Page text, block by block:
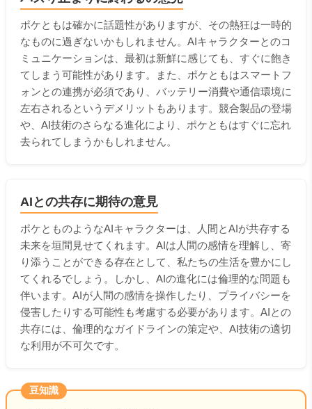
ポケともは確かに話題性がありますが、その熱狂は一時的
なものに過ぎないかもしれません。AIキャラクターとのコ
ミュニケーションは、最初は新鮮に感じても、すぐに飽き
てしまう可能性があります。また、ポケともはスマートフ
ォンとの連携が必須であり、バッテリー消費や通信環境に
左右されるというデメリットもあります。競合製品の登場
や、AI技術のさらなる進化により、ポケともはすぐに忘れ
去られてしまうかもしれません。
AIとの共存に期待の意見
ポケとものようなAIキャラクターは、人間とAIが共存する
未来を垣間見せてくれます。AIは人間の感情を理解し、寄
り添うことができる存在として、私たちの生活を豊かにし
てくれるでしょう。しかし、AIの進化には倫理的な問題も
伴います。AIが人間の感情を操作したり、プライバシーを
侵害したりする可能性も考慮する必要があります。AIとの
共存には、倫理的なガイドラインの策定や、AI技術の適切
な利用が不可欠です。
豆知識